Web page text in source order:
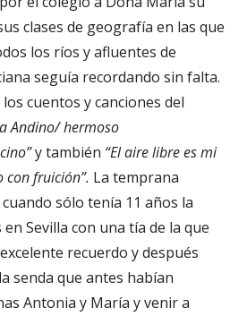
clases de geografía en las que
los ríos y afluentes de
seguía recordando sin falta.
cuentos y canciones del
Andino/ hermoso
y también “El aire libre es mi
con fruición”. La temprana
sólo tenía 11 años la
Sevilla con una tía de la que
recuerdo y después
senda que antes habían
Antonia y María y venir a